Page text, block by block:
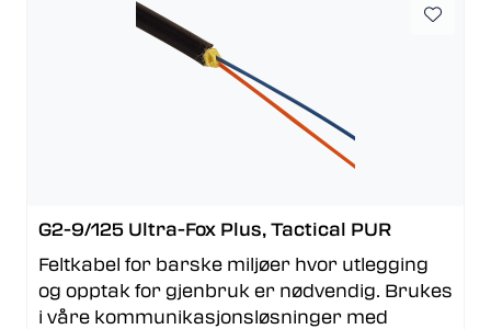
G2-9/125 Ultra-Fox Plus, Tactical PUR
Feltkabel for barske miljøer hvor utlegging
og opptak for gjenbruk er nødvendig. Brukes
i våre kommunikasjonsløsninger med